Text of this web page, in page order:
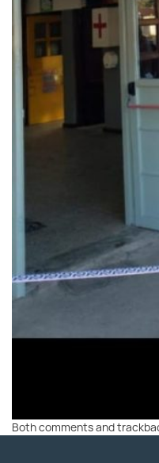
Both comments and